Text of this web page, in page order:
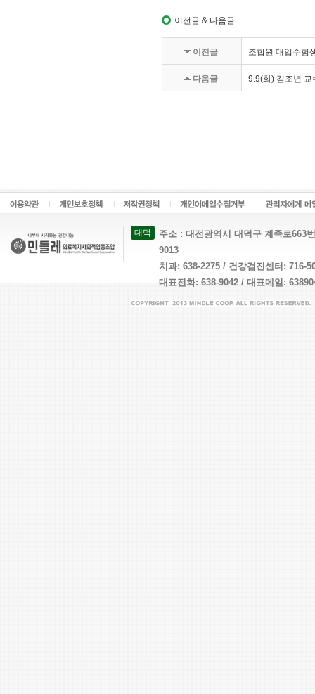
이전글 & 다음글
이전글 조합원 대입수험
다음글 9.9(화) 김조년
대덕
주소 : 대전광역시 대덕구 계족로663
9013
치과: 638-2275 / 건강검진센터: 716-
대표전화: 638-9042 / 대표메일: